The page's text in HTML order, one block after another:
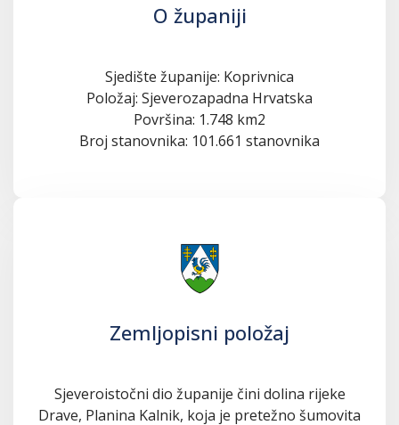
O županiji
Sjedište županije: Koprivnica
Položaj: Sjeverozapadna Hrvatska
Površina: 1.748 km2
Broj stanovnika: 101.661 stanovnika
Zemljopisni položaj
Sjeveroistočni dio županije čini dolina rijeke
Drave, Planina Kalnik, koja je pretežno šumovita